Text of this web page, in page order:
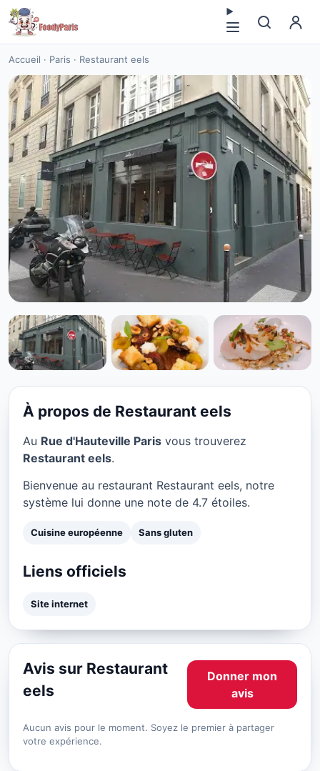
Accueil · Paris · Restaurant eels
CUISINE EUROPÉENNE
Restaurant eels à Paris
★ 4.7/5
À propos de Restaurant eels
Au Rue d'Hauteville Paris vous trouverez
Restaurant eels.
Bienvenue au restaurant Restaurant eels, notre
système lui donne une note de 4.7 étoiles.
Cuisine européenne Sans gluten
Liens officiels
Site internet
Avis sur Restaurant
eels
Donner mon
avis
Aucun avis pour le moment. Soyez le premier à partager
votre expérience.